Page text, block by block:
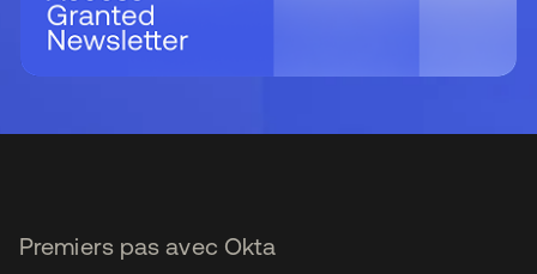
Premiers pas avec Okta